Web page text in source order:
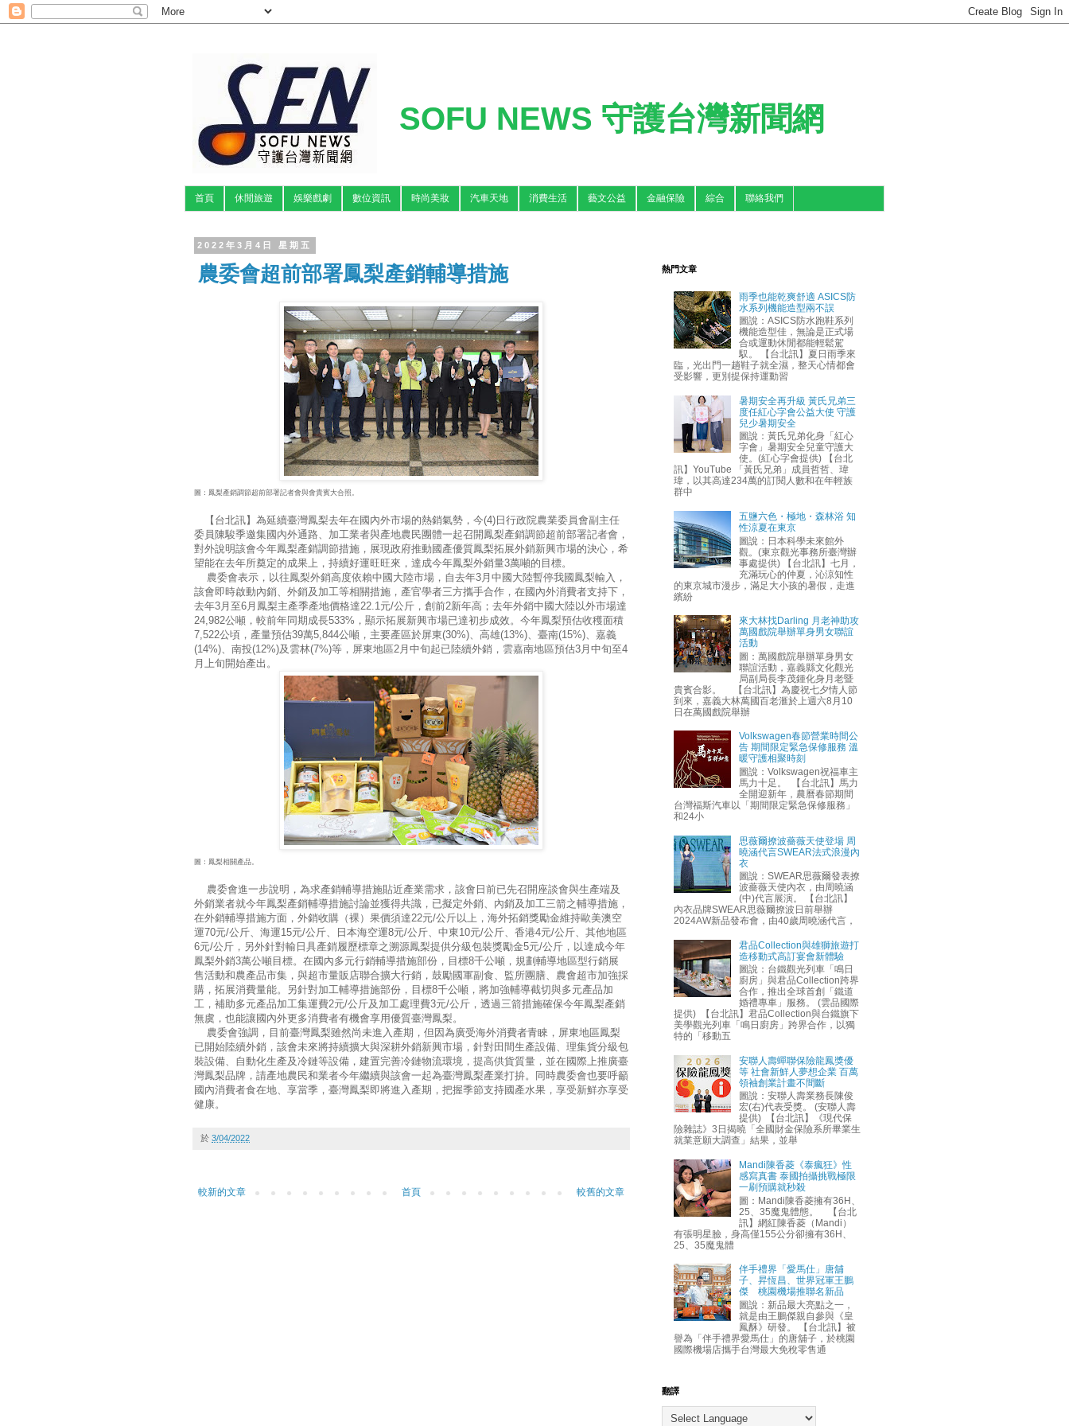
SOFU NEWS 守護台灣新聞網
首頁 休閒旅遊 娛樂戲劇 數位資訊 時尚美妝 汽車天地 消費生活 藝文公益 金融保險 綜合 聯絡我們
2022年3月4日 星期五
農委會超前部署鳳梨產銷輔導措施
圖：鳳梨產銷調節超前部署記者會與會貴賓大合照。
【台北訊】為延續臺灣鳳梨去年在國內外市場的熱銷氣勢，今(4)日行政院農業委員會副主任
委員陳駿季邀集國內外通路、加工業者與產地農民團體一起召開鳳梨產銷調節超前部署記者會，
對外說明該會今年鳳梨產銷調節措施，展現政府推動國產優質鳳梨拓展外銷新興市場的決心，希
望能在去年所奠定的成果上，持續好運旺旺來，達成今年鳳梨外銷量3萬噸的目標。
農委會表示，以往鳳梨外銷高度依賴中國大陸市場，自去年3月中國大陸暫停我國鳳梨輸入，
該會即時啟動內銷、外銷及加工等相關措施，產官學者三方攜手合作，在國內外消費者支持下，
去年3月至6月鳳梨主產季產地價格達22.1元/公斤，創前2新年高；去年外銷中國大陸以外市場達
24,982公噸，較前年同期成長533%，顯示拓展新興市場已達初步成效。今年鳳梨預估收穫面積
7,522公頃，產量預估39萬5,844公噸，主要產區於屏東(30%)、高雄(13%)、臺南(15%)、嘉義
(14%)、南投(12%)及雲林(7%)等，屏東地區2月中旬起已陸續外銷，雲嘉南地區預估3月中旬至4
月上旬開始產出。
圖：鳳梨相關產品。
農委會進一步說明，為求產銷輔導措施貼近產業需求，該會日前已先召開座談會與生產端及
外銷業者就今年鳳梨產銷輔導措施討論並獲得共識，已擬定外銷、內銷及加工三箭之輔導措施，
在外銷輔導措施方面，外銷收購（裸）果價須達22元/公斤以上，海外拓銷獎勵金維持歐美澳空
運70元/公斤、海運15元/公斤、日本海空運8元/公斤、中東10元/公斤、香港4元/公斤、其他地區
6元/公斤，另外針對輸日具產銷履歷標章之溯源鳳梨提供分級包裝獎勵金5元/公斤，以達成今年
鳳梨外銷3萬公噸目標。在國內多元行銷輔導措施部份，目標8千公噸，規劃輔導地區型行銷展
售活動和農產品市集，與超市量販店聯合擴大行銷，鼓勵國軍副食、監所團膳、農會超市加強採
購，拓展消費量能。另針對加工輔導措施部份，目標8千公噸，將加強輔導截切與多元產品加
工，補助多元產品加工集運費2元/公斤及加工處理費3元/公斤，透過三箭措施確保今年鳳梨產銷
無虞，也能讓國內外更多消費者有機會享用優質臺灣鳳梨。
農委會強調，目前臺灣鳳梨雖然尚未進入產期，但因為廣受海外消費者青睞，屏東地區鳳梨
已開始陸續外銷，該會未來將持續擴大與深耕外銷新興市場，針對田間生產設備、理集貨分級包
裝設備、自動化生產及冷鏈等設備，建置完善冷鏈物流環境，提高供貨質量，並在國際上推廣臺
灣鳳梨品牌，請產地農民和業者今年繼續與該會一起為臺灣鳳梨產業打拚。同時農委會也要呼籲
國內消費者食在地、享當季，臺灣鳳梨即將進入產期，把握季節支持國產水果，享受新鮮亦享受
健康。
於 3/04/2022
較新的文章 較舊的文章
首頁
熱門文章
雨季也能乾爽舒適 ASICS防
水系列機能造型兩不誤
圖說：ASICS防水跑鞋系列
機能造型佳，無論是正式場
合或運動休閒都能輕鬆駕
馭。 【台北訊】夏日雨季來
臨，光出門一趟鞋子就全濕，整天心情都會
受影響，更別提保持運動習
暑期安全再升級 黃氏兄弟三
度任紅心字會公益大使 守護
兒少暑期安全
圖說：黃氏兄弟化身「紅心
字會」暑期安全兒童守護大
使。(紅心字會提供) 【台北
訊】YouTube 「黃氏兄弟」成員哲哲、瑋
瑋，以其高達234萬的訂閱人數和在年輕族
群中
五鹽六色・極地・森林浴 知
性涼夏在東京
圖說：日本科學未來館外
觀。(東京觀光事務所臺灣辦
事處提供) 【台北訊】七月，
充滿玩心的仲夏，沁涼知性
的東京城市漫步，滿足大小孩的暑假，走進
繽紛
來大林找Darling 月老神助攻
萬國戲院舉辦單身男女聯誼
活動
圖：萬國戲院舉辦單身男女
聯誼活動，嘉義縣文化觀光
局副局長李茂鍾化身月老暨
貴賓合影。 【台北訊】為慶祝七夕情人節
到來，嘉義大林萬國百老滙於上週六8月10
日在萬國戲院舉辦
Volkswagen春節營業時間公
告 期間限定緊急保修服務 溫
暖守護相聚時刻
圖說：Volkswagen祝福車主
馬力十足。 【台北訊】馬力
全開迎新年，農曆春節期間
台灣福斯汽車以「期間限定緊急保修服務」
和24小
思薇爾撩波薔薇天使登場 周
曉涵代言SWEAR法式浪漫內
衣
圖說：SWEAR思薇爾發表撩
波薔薇天使內衣，由周曉涵
(中)代言展演。 【台北訊】
內衣品牌SWEAR思薇爾撩波日前舉辦
2024AW新品發布會，由40歲周曉涵代言，
君品Collection與雄獅旅遊打
造移動式高訂宴會新體驗
圖說：台鐵觀光列車「鳴日
廚房」與君品Collection跨界
合作，推出全球首創「鐵道
婚禮專車」服務。 (雲品國際
提供) 【台北訊】君品Collection與台鐵旗下
美學觀光列車「鳴日廚房」跨界合作，以獨
特的「移動五
安聯人壽蟬聯保險龍鳳獎優
等 社會新鮮人夢想企業 百萬
領袖創業計畫不間斷
圖說：安聯人壽業務長陳俊
宏(右)代表受獎。 (安聯人壽
提供) 【台北訊】《現代保
險雜誌》3日揭曉「全國財金保險系所畢業生
就業意願大調查」結果，並舉
Mandi陳香菱《泰瘋狂》性
感寫真書 泰國拍攝挑戰極限
一刷預購就秒殺
圖：Mandi陳香菱擁有36H、
25、35魔鬼體態。 【台北
訊】網紅陳香菱（Mandi）
有張明星臉，身高僅155公分卻擁有36H、
25、35魔鬼體
伴手禮界「愛馬仕」唐舖
子、昇恆昌、世界冠軍王鵬
傑 桃園機場推聯名新品
圖說：新品最大亮點之一，
就是由王鵬傑親自參與《皇
鳳酥》研發。 【台北訊】被
譽為「伴手禮界愛馬仕」的唐舖子，於桃園
國際機場店攜手台灣最大免稅零售通
翻譯